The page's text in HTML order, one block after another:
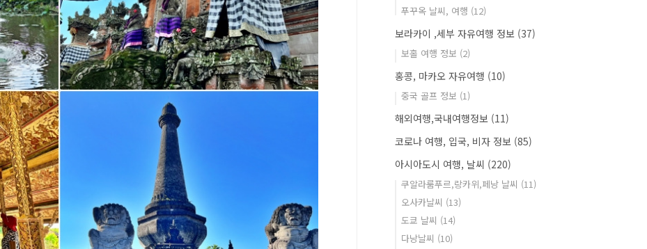
푸꾸옥 날씨, 여행 (12)
보라카이 ,세부 자유여행 정보 (37)
보홀 여행 정보 (2)
홍콩, 마카오 자유여행 (10)
중국 골프 정보 (1)
해외여행,국내여행정보 (11)
코로나 여행, 입국, 비자 정보 (85)
아시아도시 여행, 날씨 (220)
쿠알라룸푸르,랑카위,페낭 날씨 (11)
오사카날씨 (13)
도쿄 날씨 (14)
다낭날씨 (10)